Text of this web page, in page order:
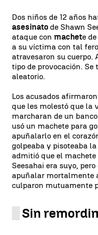
Dos niños de 12 años
asesinato de Shawn
ataque con machete
a su víctima con tal
atravesaron su cuerpo.
tipo de provocación.
aleatorio.
Los acusados
que les molestó que la
marcharan de un
usó un machete para
apuñalarlo en el
golpeaba y pisoteaba
admitió que el
Seesahai era suyo,
apuñalar mortalmente
culparon mutuamente
Sin